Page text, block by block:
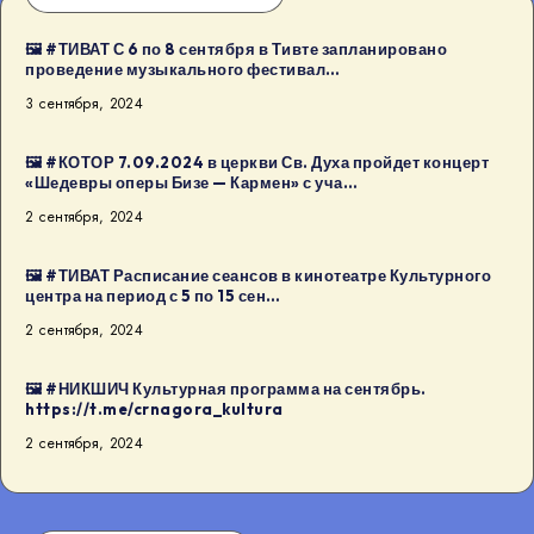
🖼 #ТИВАТ С 6 по 8 сентября в Тивте запланировано
проведение музыкального фестивал…
3 сентября, 2024
🖼 #КОТОР 7.09.2024 в церкви Св. Духа пройдет концерт
«Шедевры оперы Бизе — Кармен» с уча…
2 сентября, 2024
🖼 #ТИВАТ Расписание сеансов в кинотеатре Культурного
центра на период с 5 по 15 сен…
2 сентября, 2024
🖼 #НИКШИЧ Культурная программа на сентябрь.
https://t.me/crnagora_kultura
2 сентября, 2024